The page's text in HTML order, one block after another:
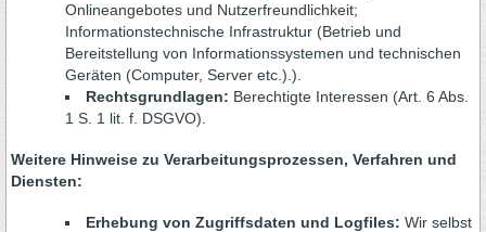
Onlineangebotes und Nutzerfreundlichkeit;
Informationstechnische Infrastruktur (Betrieb und
Bereitstellung von Informationssystemen und technischen
Geräten (Computer, Server etc.).).
Rechtsgrundlagen: Berechtigte Interessen (Art. 6 Abs.
1 S. 1 lit. f. DSGVO).
Weitere Hinweise zu Verarbeitungsprozessen, Verfahren und
Diensten:
Erhebung von Zugriffsdaten und Logfiles: Wir selbst